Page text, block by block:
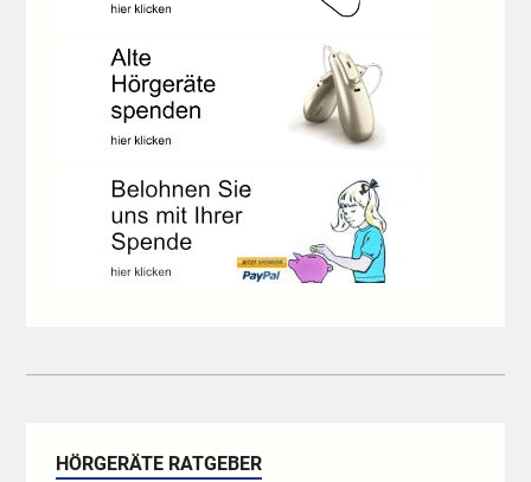
HÖRGERÄTE RATGEBER